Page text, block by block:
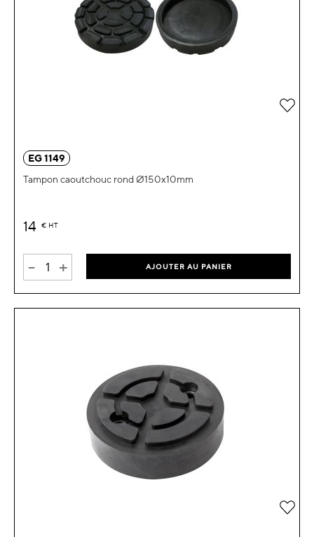
EG 1149
Tampon caoutchouc rond Ø150x10mm
14 € HT
- + AJOUTER AU PANIER